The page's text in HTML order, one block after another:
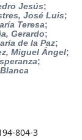
Jesús;
José Luis;
Teresa;
Gerardo;
de la Paz;
Miguel Ángel;
;
804-3